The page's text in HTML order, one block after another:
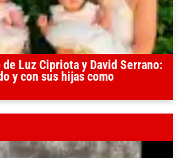
Luz Cipriota y David Serrano:
y con sus hijas como